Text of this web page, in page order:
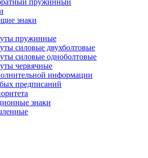
пружинный
знаки
пружинные
силовые двухболтовые
силовые одноболтовые
червячные
информации
предписаний
знаки